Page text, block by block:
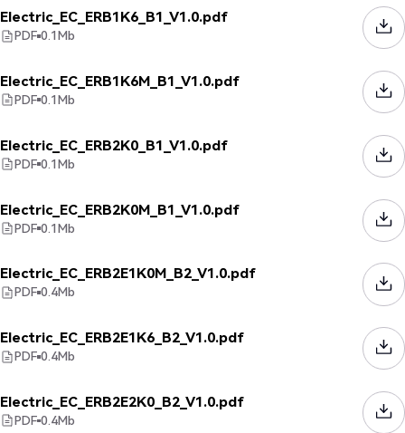
Electric_EC_ERB1K6_B1_V1.0.pdf
PDF 0.1Mb
Electric_EC_ERB1K6M_B1_V1.0.pdf
PDF 0.1Mb
Electric_EC_ERB2K0_B1_V1.0.pdf
PDF 0.1Mb
Electric_EC_ERB2K0M_B1_V1.0.pdf
PDF 0.1Mb
Electric_EC_ERB2E1K0M_B2_V1.0.pdf
PDF 0.4Mb
Electric_EC_ERB2E1K6_B2_V1.0.pdf
PDF 0.4Mb
Electric_EC_ERB2E2K0_B2_V1.0.pdf
PDF 0.4Mb